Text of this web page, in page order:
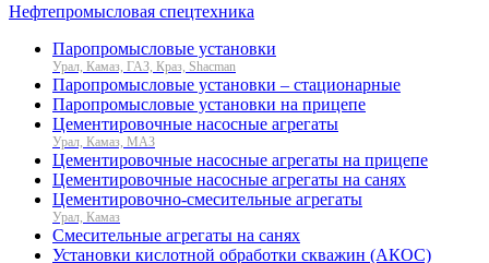
Нефтепромысловая спецтехника
Паропромысловые установки
Урал, Камаз, ГАЗ, Краз, Shacman
Паропромысловые установки – стационарные
Паропромысловые установки на прицепе
Цементировочные насосные агрегаты
Урал, Камаз, МАЗ
Цементировочные насосные агрегаты на прицепе
Цементировочные насосные агрегаты на санях
Цементировочно-смесительные агрегаты
Урал, Камаз
Смесительные агрегаты на санях
Установки кислотной обработки скважин (АКОС)